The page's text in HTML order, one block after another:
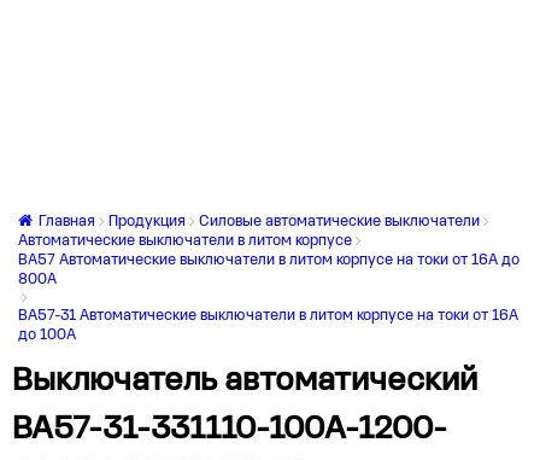
Главная Продукция
Силовые автоматические выключатели
Автоматические выключатели в литом корпусе
ВА57 Автоматические выключатели в литом корпусе на токи от 16А до
800А
ВА57-31 Автоматические выключатели в литом корпусе на токи от 16А
до 100А
Выключатель автоматический
ВА57-31-331110-100А-1200-